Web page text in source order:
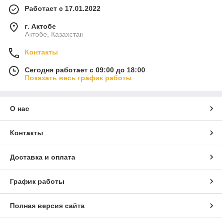
Работает с 17.01.2022
г. Актобе
Актобе, Казахстан
Контакты
Сегодня работает с 09:00 до 18:00
Показать весь график работы
О нас
Контакты
Доставка и оплата
График работы
Полная версия сайта